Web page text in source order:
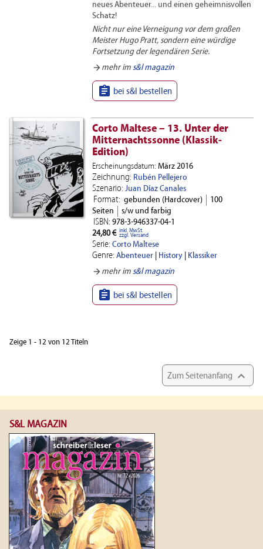
neues Abenteuer... und einen geheimnisvollen
Schatz!
Nicht nur eine Verneigung vor dem großen
Meister Hugo Pratt, sondern eine würdige
Fortsetzung der legendären Serie.
arrow_forward mehr im s&l magazin
 bei s&l bestellen
Corto Maltese – 13. Unter der
Mitternachtssonne (Klassik-
Edition)
Erscheinungsdatum: März 2016
Zeichnung: Rubén Pellejero
Szenario: Juan Díaz Canales
Format: gebunden (Hardcover)
100
Seiten
s/w und farbig
ISBN: 978-3-946337-04-1
24,80 € inkl. MwSt.
zzgl. Versand
Serie: Corto Maltese
Genre: Abenteuer| History| Klassiker
arrow_forward mehr im s&l magazin
 bei s&l bestellen
Zeige 1 - 12 von 12 Titeln
Zum Seitenanfang 
S&L MAGAZIN